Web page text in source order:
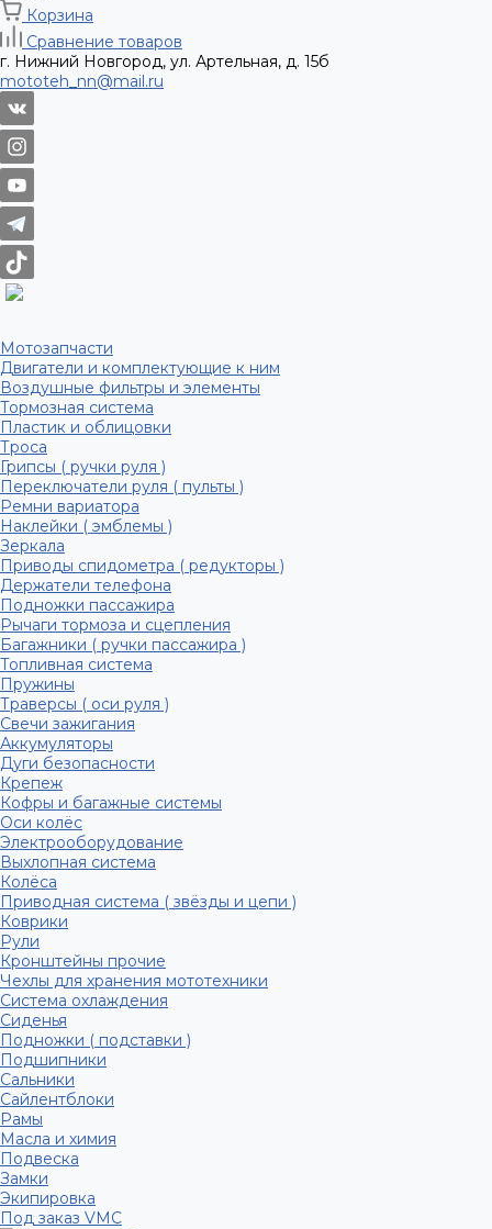
Корзина
Сравнение товаров
г. Нижний Новгород, ул. Артельная, д. 15б
mototeh_nn@mail.ru
Мотозапчасти
Двигатели и комплектующие к ним
Воздушные фильтры и элементы
Тормозная система
Пластик и облицовки
Троса
Грипсы ( ручки руля )
Переключатели руля ( пульты )
Ремни вариатора
Наклейки ( эмблемы )
Зеркала
Приводы спидометра ( редукторы )
Держатели телефона
Подножки пассажира
Рычаги тормоза и сцепления
Багажники ( ручки пассажира )
Топливная система
Пружины
Траверсы ( оси руля )
Свечи зажигания
Аккумуляторы
Дуги безопасности
Крепеж
Кофры и багажные системы
Оси колёс
Электрооборудование
Выхлопная система
Колёса
Приводная система ( звёзды и цепи )
Коврики
Рули
Кронштейны прочие
Чехлы для хранения мототехники
Система охлаждения
Сиденья
Подножки ( подставки )
Подшипники
Сальники
Сайлентблоки
Рамы
Масла и химия
Подвеска
Замки
Экипировка
Под заказ VMC